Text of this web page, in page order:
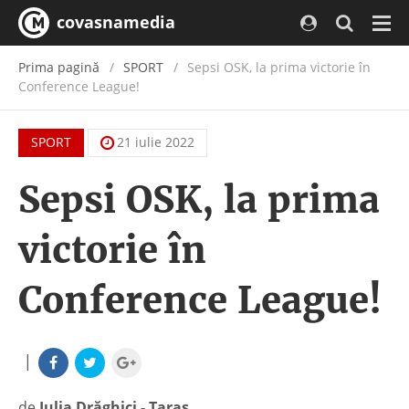
covasnamedia
Prima pagină SPORT
Sepsi OSK, la prima victorie în
Conference League!
SPORT 21 iulie 2022
Sepsi OSK, la prima
victorie în
Conference League!
|